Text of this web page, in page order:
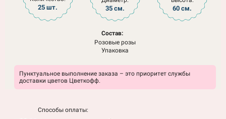
25 шт. 35 см. 60 см.
Состав:
Розовые розы
Упаковка
Пунктуальное выполнение заказа – это приоритет службы
доставки цветов Цветкофф.
Способы оплаты: